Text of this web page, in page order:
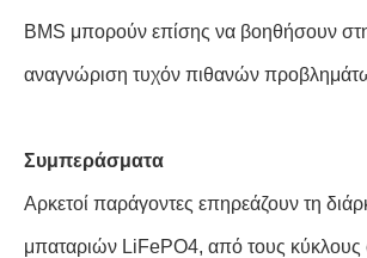
BMS μπορούν επίσης να βοηθήσουν
αναγνώριση τυχόν πιθανών
Συμπεράσματα
Αρκετοί παράγοντες επηρεάζουν τη
μπαταριών LiFePO4, από τους κύκλους